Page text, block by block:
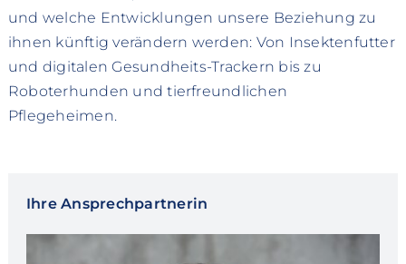
und welche Entwicklungen unsere Beziehung zu
ihnen künftig verändern werden: Von Insektenfutter
und digitalen Gesundheits-Trackern bis zu
Roboterhunden und tierfreundlichen
Pflegeheimen.
Ihre Ansprechpartnerin